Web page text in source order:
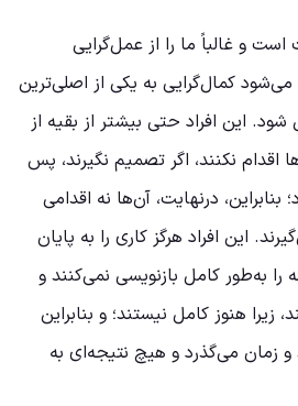
و غالباً ما را از عمل‌گرایی
می‌شود کمال‌گرایی به یکی از اصلی‌ترین
شود. این افراد حتی بیشتر از بقیه از
نکنند، اگر تصمیم نگیرند، پس
درنهایت، آن‌ها نه اقدامی
این افراد هرگز کاری را به پایان
را به‌طور کامل بازنویسی نمی‌کنند و
زیرا هنوز کامل نیستند؛ و بنابراین
زمان می‌گذرد و هیچ نتیجه‌ای به